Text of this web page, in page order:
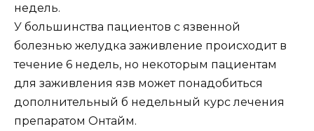
недель.
У большинства пациентов с язвенной
болезнью желудка заживление происходит в
течение 6 недель, но некоторым пациентам
для заживления язв может понадобиться
дополнительный б недельный курс лечения
препаратом Онтайм.